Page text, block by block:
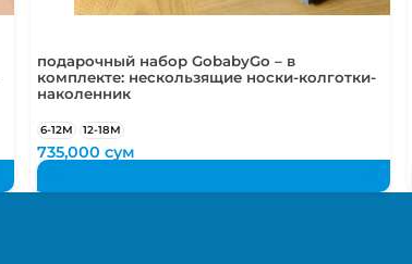
подарочный набор GobabyGo – в
комплекте: нескользящие носки-колготки-
наколенник
6-12М 12-18М
735,000 сум